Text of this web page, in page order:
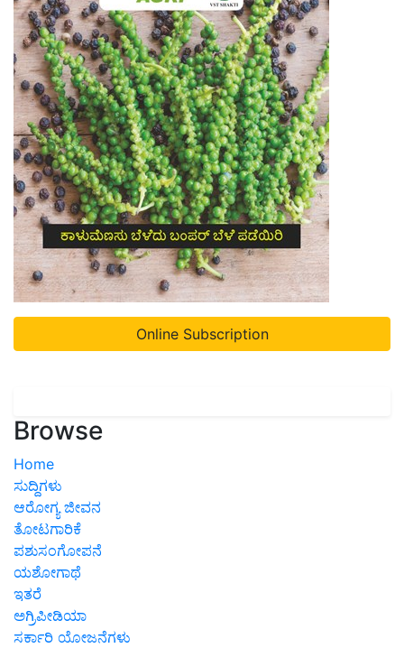
Online Subscription
Browse
Home
ಸುದ್ದಿಗಳು
ಆರೋಗ್ಯ ಜೀವನ
ತೋಟಗಾರಿಕೆ
ಪಶುಸಂಗೋಪನೆ
ಯಶೋಗಾಥೆ
ಇತರೆ
ಅಗ್ರಿಪೀಡಿಯಾ
ಸರ್ಕಾರಿ ಯೋಜನೆಗಳು